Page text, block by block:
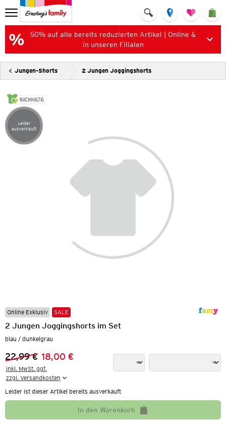
50% auf alle bereits reduzierten Artikel | Online &
in unseren Filialen
Jungen-Shorts 2 Jungen Joggingshorts
NACHHALTIG
Artikel leider ausverkauft
Leider
ausverkauft
Online Exklusiv SALE
2 Jungen Joggingshorts im Set
blau / dunkelgrau
Vorheriger Preis:
22,99 €
Neuer Preis:18,00 €
inkl. MwSt. ggf.
zzgl. Versandkosten
Leider ist dieser Artikel bereits ausverkauft
In den Warenkorb